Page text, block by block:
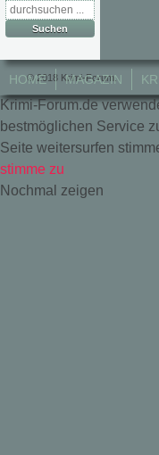
HOME MAGAZIN
© 2018 Krimi-Forum.
Krimi-Forum.de
bestmöglichen Service
Seite weitersurfen
stimme zu
Nochmal zeigen